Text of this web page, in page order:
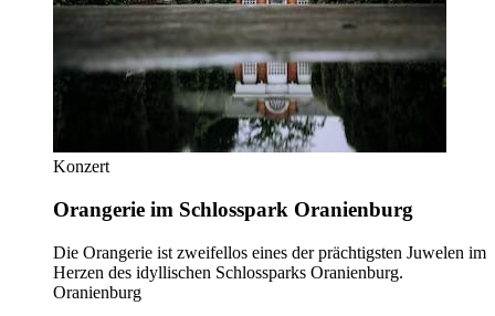
Konzert
Orangerie im Schlosspark Oranienburg
Die Orangerie ist zweifellos eines der prächtigsten Juwelen im
Herzen des idyllischen Schlossparks Oranienburg.
Oranienburg